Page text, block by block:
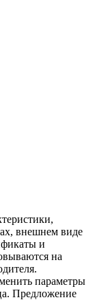
внешнем виде
и
на
параметры
Предложение